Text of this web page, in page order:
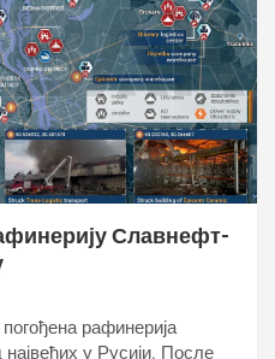
Славнефт-
рафинерија
у Русији. После